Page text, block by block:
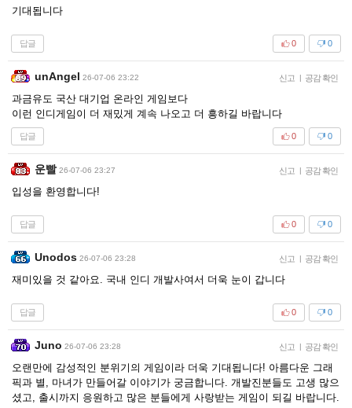
기대됩니다
답글 0
0
unAngel 26-07-06 23:22 신고 | 공감 확인
과금유도 국산 대기업 온라인 게임보다
이런 인디게임이 더 재밌게 계속 나오고 더 흥하길 바랍니다
답글 0
0
운빨 26-07-06 23:27 신고 | 공감 확인
입성을 환영합니다!
답글 0
0
Unodos 26-07-06 23:28 신고 | 공감 확인
재미있을 것 같아요. 국내 인디 개발사여서 더욱 눈이 갑니다
답글 0
0
Juno 26-07-06 23:28 신고 | 공감 확인
오랜만에 감성적인 분위기의 게임이라 더욱 기대됩니다! 아름다운 그래
픽과 별, 마녀가 만들어갈 이야기가 궁금합니다. 개발진분들도 고생 많으
셨고, 출시까지 응원하고 많은 분들에게 사랑받는 게임이 되길 바랍니다.